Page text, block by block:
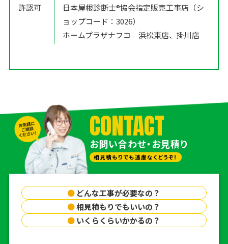
許認可
日本屋根診断士®️協会指定販売工事店（シ
ョップコード：3026）
ホームプラザナフコ 浜松東店、掛川店
CONTACT
お問い合わせ・お見積り
相見積もりでも遠慮なくどうぞ！
● どんな工事が必要なの？
●相見積もりでもいいの？
● いくらくらいかかるの？